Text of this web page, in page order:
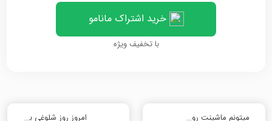
خرید اشتراک مانامو
با تخفیف ویژه
میتونم ماشینت رو قرض بگیرم؟
امروز روز شلوغی بود!